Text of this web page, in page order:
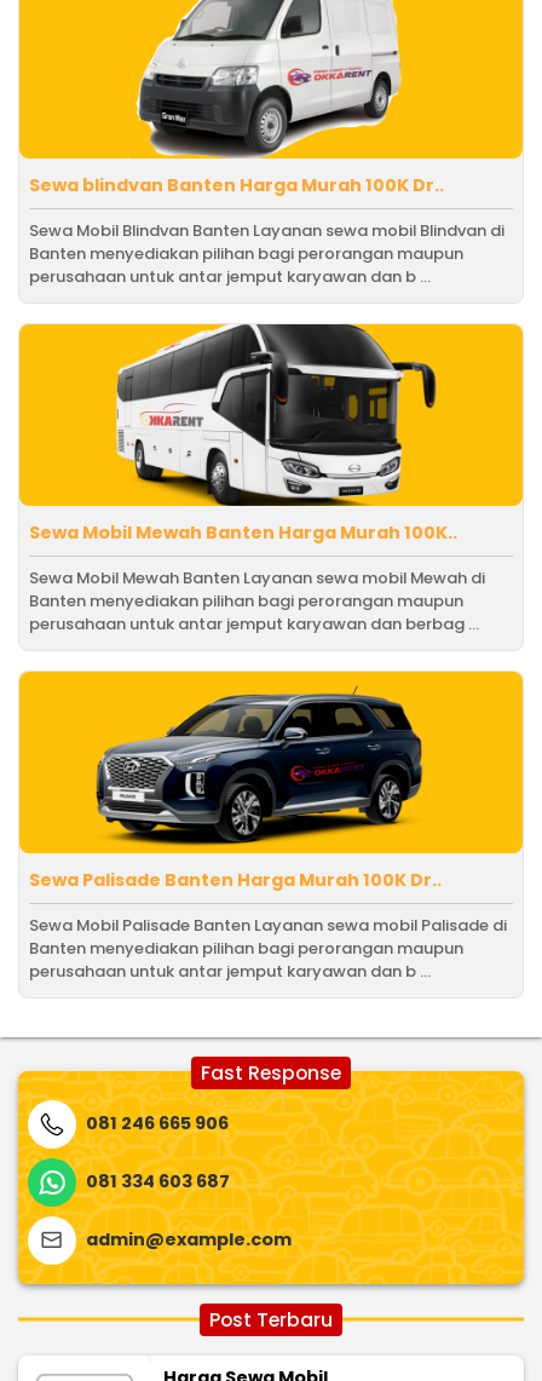
Sewa blindvan Banten Harga Murah 100K Dr..
Sewa Mobil Blindvan Banten Layanan sewa mobil Blindvan di
Banten menyediakan pilihan bagi perorangan maupun
perusahaan untuk antar jemput karyawan dan b ...
Sewa Mobil Mewah Banten Harga Murah 100K..
Sewa Mobil Mewah Banten Layanan sewa mobil Mewah di
Banten menyediakan pilihan bagi perorangan maupun
perusahaan untuk antar jemput karyawan dan berbag ...
Sewa Palisade Banten Harga Murah 100K Dr..
Sewa Mobil Palisade Banten Layanan sewa mobil Palisade di
Banten menyediakan pilihan bagi perorangan maupun
perusahaan untuk antar jemput karyawan dan b ...
Fast Response
081 246 665 906
081 334 603 687
admin@example.com
Post Terbaru